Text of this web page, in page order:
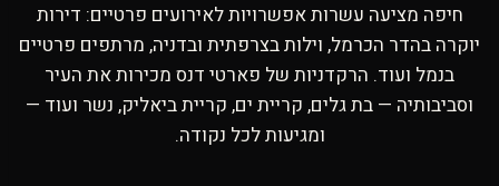
חיפה מציעה עשרות אפשרויות לאירועים פרטיים: דירות
יוקרה בהדר הכרמל, וילות בצרפתית ובדניה, מרתפים פרטיים
בנמל ועוד. הרקדניות של פארטי דנס מכירות את העיר
וסביבותיה — בת גלים, קריית ים, קריית ביאליק, נשר ועוד —
ומגיעות לכל נקודה.